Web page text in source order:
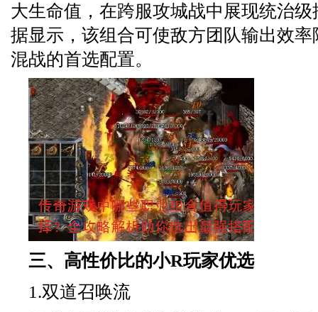
大生命值，在跨服攻城战中展现统治
据显示，该组合可使敌方团队输出效率
混战的首选配置。
三、高性价比的小R玩家优选
1.双道召唤流